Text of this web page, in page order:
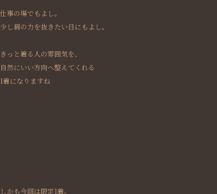
仕事の場でもよし。
少し肩の力を抜きたい日にもよし。
きっと着る人の雰囲気を、
自然にいい方向へ整えてくれる
1着になりますね
しかも今回は限定1着。